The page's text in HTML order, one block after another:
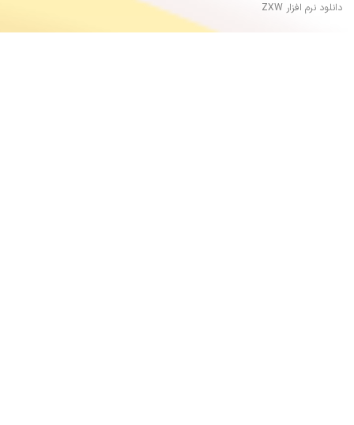
دانلود نرم افزار ZXW